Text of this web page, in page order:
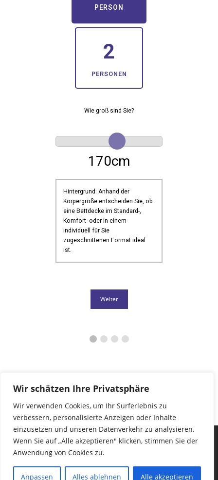
Wir schätzen Ihre Privatsphäre
Wir verwenden Cookies, um Ihr Surferlebnis zu
verbessern, personalisierte Anzeigen oder Inhalte
einzusetzen und unseren Datenverkehr zu analysieren.
Wenn Sie auf „Alle akzeptieren" klicken, stimmen Sie der
Anwendung von Cookies zu.
Anpassen Alles ablehnen Alle akzeptieren
PERSON
2
PERSONEN
Wie groß sind Sie?
170cm
Hintergrund: Anhand der
Körpergröße entscheiden Sie, ob
eine Bettdecke im Standard-,
Komfort- oder in einem
individuell für Sie
zugeschnittenen Format ideal
ist.
Weiter